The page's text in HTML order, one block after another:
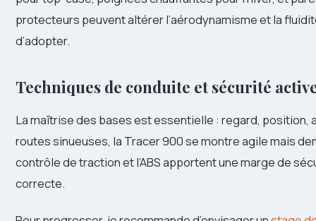
protecteurs peuvent altérer l’aérodynamisme et la
d’adopter.
Techniques de conduite et sécurité
La maîtrise des bases est essentielle : regard,
routes sinueuses, la Tracer 900 se montre agile mais
contrôle de traction et l’ABS apportent une marge de
correcte.